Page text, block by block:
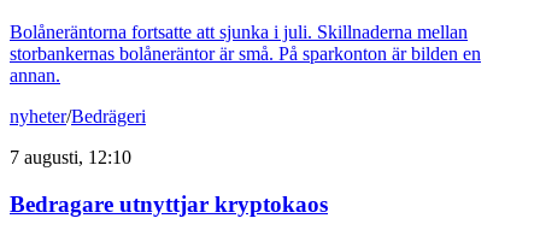
Bolåneräntorna fortsatte att sjunka i juli. Skillnaderna mellan
storbankernas bolåneräntor är små. På sparkonton är bilden en
annan.
nyheter/Bedrägeri
7 augusti, 12:10
Bedragare utnyttjar kryptokaos